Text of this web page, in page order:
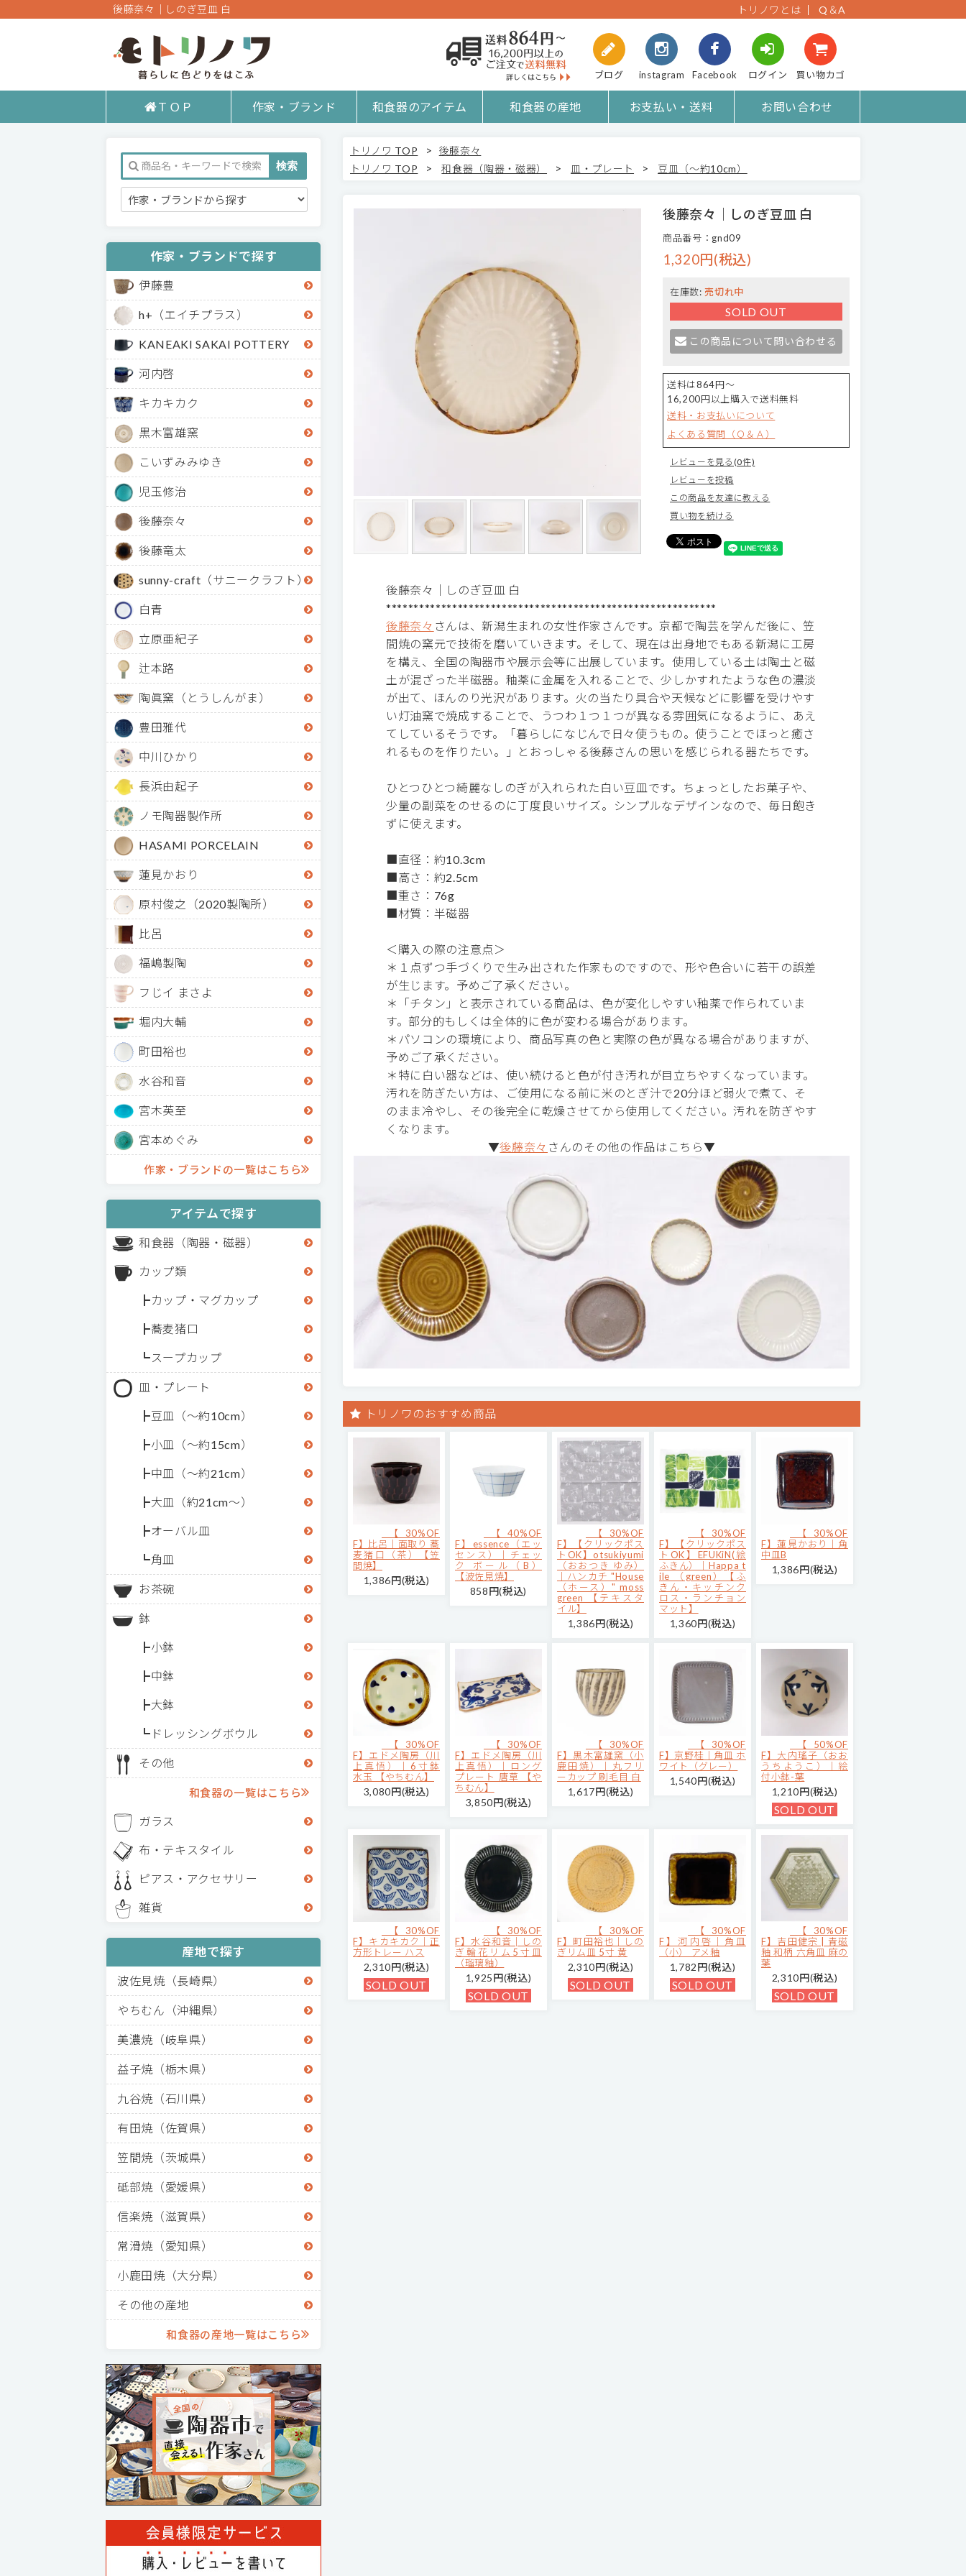
後藤奈々｜しのぎ豆皿 白 トリノワとは Q＆A
ブログ instagram Facebook ログイン 買い物カゴ
ＴＯＰ 作家・ブランド 和食器のアイテム 和食器の産地 お支払い・送料 お問い合わせ
作家・ブランドで探す
伊藤豊
h+（エイチプラス）
KANEAKI SAKAI POTTERY
河内啓
キカキカク
黒木富雄窯
こいずみみゆき
児玉修治
後藤奈々
後藤竜太
sunny-craft（サニークラフト）
白青
立原亜紀子
辻本路
陶眞窯（とうしんがま）
豊田雅代
中川ひかり
長浜由起子
ノモ陶器製作所
HASAMI PORCELAIN
蓮見かおり
原村俊之（2020製陶所）
比呂
福嶋製陶
フじイ まさよ
堀内大輔
町田裕也
水谷和音
宮木英至
宮本めぐみ
作家・ブランドの一覧はこちら
アイテムで探す
和食器（陶器・磁器）
カップ類
カップ・マグカップ
蕎麦猪口
スープカップ
皿・プレート
豆皿（～約10cm）
小皿（～約15cm）
中皿（～約21cm）
大皿（約21cm～）
オーバル皿
角皿
お茶碗
鉢
小鉢
中鉢
大鉢
ドレッシングボウル
その他
和食器の一覧はこちら
ガラス
布・テキスタイル
ピアス・アクセサリー
雑貨
産地で探す
波佐見焼（長崎県）
やちむん（沖縄県）
美濃焼（岐阜県）
益子焼（栃木県）
九谷焼（石川県）
有田焼（佐賀県）
笠間焼（茨城県）
砥部焼（愛媛県）
信楽焼（滋賀県）
常滑焼（愛知県）
小鹿田焼（大分県）
その他の産地
和食器の産地一覧はこちら
トリノワ TOP >
後藤奈々
トリノワ TOP
> 和食器（陶器・磁器） > 皿・プレート > 豆皿（～約10cm）
後藤奈々｜しのぎ豆皿 白
商品番号：gnd09
1,320円(税込)
在庫数: 売切れ中
SOLD OUT
この商品について問い合わせる
送料は864円～
16,200円以上購入で送料無料
送料・お支払いについて
よくある質問（Ｑ＆Ａ）
レビューを見る(0件)
レビューを投稿
この商品を友達に教える
買い物を続ける
後藤奈々｜しのぎ豆皿 白
************************************************************
後藤奈々 さんは、新潟生まれの女性作家さんです。京都で陶芸を学んだ後に、笠
間焼の窯元で技術を磨いていきます。そして、現在は出身地でもある新潟に工房
を構え、全国の陶器市や展示会等に出展しています。使用している土は陶土と磁
土が混ざった半磁器。釉薬に金属を入れることで、少しかすれたような色の濃淡
が出て、ほんのり光沢があります。火の当たり具合や天候などに影響を受けやす
い灯油窯で焼成することで、うつわ１つ１つが異なる雰囲気になるように、あえ
てしているそうです。「暮らしになじんで日々使うもの。使うことでほっと癒さ
れるものを作りたい。」とおっしゃる後藤さんの思いを感じられる器たちです。
ひとつひとつ綺麗なしのぎが入れられた白い豆皿です。ちょっとしたお菓子や、
少量の副菜をのせるのに丁度良いサイズ。シンプルなデザインなので、毎日飽き
ずに使えます。
■直径：約10.3cm
■高さ：約2.5cm
■重さ：76g
■材質：半磁器
＜購入の際の注意点＞
＊１点ずつ手づくりで生み出された作家ものですので、形や色合いに若干の誤差
が生じます。予めご了承ください。
＊「チタン」と表示されている商品は、色が変化しやすい釉薬で作られていま
す。部分的もしくは全体的に色が変わる場合があります。
＊パソコンの環境により、商品写真の色と実際の色が異なる場合がありますが、
予めご了承ください。
＊特に白い器などは、使い続けると色が付き汚れが目立ちやすくなっています。
汚れを防ぎたい方は、ご使用になる前に米のとぎ汁で20分ほど弱火で煮て、そ
のまま冷やし、その後完全に乾燥させてから使用してください。汚れを防ぎやす
くなります。
▼後藤奈々 さんのその他の作品はこちら▼
トリノワのおすすめ商品
【30%OF
F】比呂｜面取り 蕎
麦猪口（茶）【笠
間焼】
1,386円(税込)
【40%OF
F】essence（エッ
センス）｜チェッ
ク ボール（B）
【波佐見焼】
858円(税込)
【30%OF
F】【クリックポス
トOK】otsukiyumi
（おおつき ゆみ）
｜ハンカチ "House
（ホース）" moss
green 【テキスタ
イル】
1,386円(税込)
【30%OF
F】【クリックポス
トOK】EFUKiN(絵
ふきん）｜Happa t
ile （green）【ふ
きん・キッチンク
ロス・ランチョン
マット】
1,360円(税込)
【30%OF
F】蓮見かおり｜角
中皿B
1,386円(税込)
【30%OF
F】エドメ陶房（川
上真悟）｜6寸鉢
水玉 【やちむん】
3,080円(税込)
【30%OF
F】エドメ陶房（川
上真悟）｜ロング
プレート 唐草 【や
ちむん】
3,850円(税込)
【30%OF
F】黒木富雄窯（小
鹿田焼）｜丸フリ
ーカップ 刷毛目 白
1,617円(税込)
【30%OF
F】京野桂｜角皿 ホ
ワイト（グレー）
1,540円(税込)
【50%OF
F】大内瑤子（おお
うちようこ）｜絵
付小鉢-葉
1,210円(税込)
SOLD OUT
【30%OF
F】キカキカク｜正
方形トレー ハス
2,310円(税込)
SOLD OUT
【30%OF
F】水谷和音│しの
ぎ輪花リム5寸皿
（瑠璃釉）
1,925円(税込)
SOLD OUT
【30%OF
F】町田裕也｜しの
ぎリム皿 5寸 黄
2,310円(税込)
SOLD OUT
【30%OF
F】河内啓｜角皿
（小） アメ釉
1,782円(税込)
SOLD OUT
【30%OF
F】吉田健宗 | 青磁
釉 和柄 六角皿 麻の
葉
2,310円(税込)
SOLD OUT